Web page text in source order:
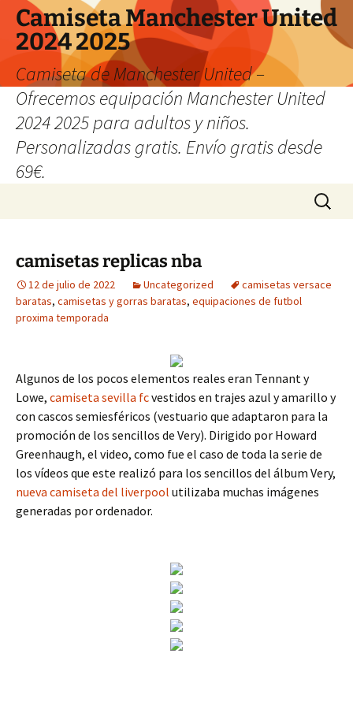
Camiseta Manchester United
2024 2025
Camiseta de Manchester United –
Ofrecemos equipación Manchester United
2024 2025 para adultos y niños.
Personalizadas gratis. Envío gratis desde
69€.
Buscar:
camisetas replicas nba
12 de julio de 2022 Uncategorized
camisetas versace
baratas, camisetas y gorras baratas, equipaciones de futbol
proxima temporada
Algunos de los pocos elementos reales eran Tennant y
Lowe, camiseta sevilla fcvestidos en trajes azul y amarillo y
con cascos semiesféricos (vestuario que adaptaron para la
promoción de los sencillos de Very). Dirigido por Howard
Greenhaugh, el video, como fue el caso de toda la serie de
los vídeos que este realizó para los sencillos del álbum Very,
nueva camiseta del liverpool utilizaba muchas imágenes
generadas por ordenador.